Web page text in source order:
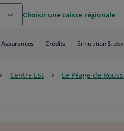
Choisir une caisse régionale
Assurances Crédits Simulation &
Centre Est Le Péage-de-